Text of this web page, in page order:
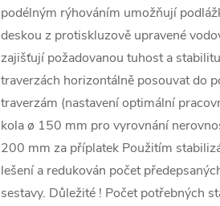
podélným rýhováním umožňují
deskou z protiskluzově upravené
zajišťují požadovanou tuhost a
traverzách horizontálně posouvat do
traverzám (nastavení optimální
kola ø 150 mm pro vyrovnání
200 mm za příplatek Použitím
lešení a redukován počet
sestavy. Důležité ! Počet potřebných